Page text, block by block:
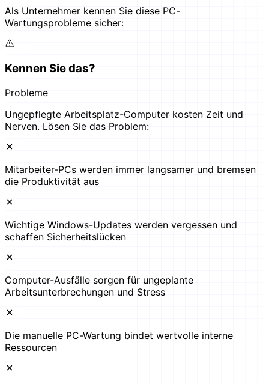
Als Unternehmer kennen Sie diese PC-
Wartungsprobleme sicher:
Kennen Sie das?
Probleme
Ungepflegte Arbeitsplatz-Computer kosten Zeit und
Nerven. Lösen Sie das Problem:
Mitarbeiter-PCs werden immer langsamer und bremsen
die Produktivität aus
Wichtige Windows-Updates werden vergessen und
schaffen Sicherheitslücken
Computer-Ausfälle sorgen für ungeplante
Arbeitsunterbrechungen und Stress
Die manuelle PC-Wartung bindet wertvolle interne
Ressourcen